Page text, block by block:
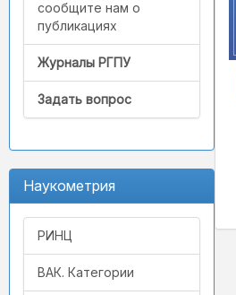
сообщите нам о
публикациях
Журналы РГПУ
Задать вопрос
Наукометрия
РИНЦ
ВАК. Категории